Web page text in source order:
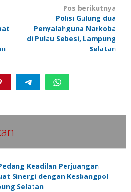
Pos berikutnya
Polisi Gulung dua
Penyalahguna Narkoba
di Pulau Sebesi, Lampung
Selatan
Keadilan Perjuangan
Sinergi dengan Kesbangpol
Selatan